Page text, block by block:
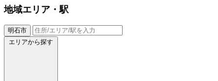
地域エリア・駅
明石市
エリアから探す